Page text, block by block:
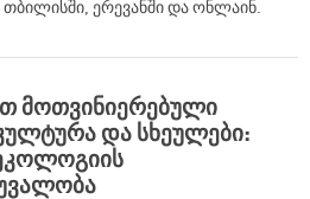
ერევანში და ონლაინ.
მოთვინიერებული
და სხეულები: